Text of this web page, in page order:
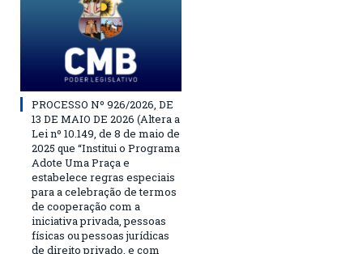
PROCESSO Nº 926/2026, DE
13 DE MAIO DE 2026 (Altera a
Lei nº 10.149, de 8 de maio de
2025 que “Institui o Programa
Adote Uma Praça e
estabelece regras especiais
para a celebração de termos
de cooperação com a
iniciativa privada, pessoas
físicas ou pessoas jurídicas
de direito privado, e com